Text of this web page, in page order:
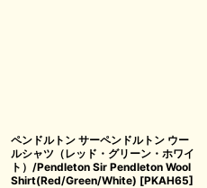
ペンドルトン サーペンドルトン ウー
ルシャツ（レッド・グリーン・ホワイ
ト）/Pendleton Sir Pendleton Wool
Shirt(Red/Green/White) [PKAH65]